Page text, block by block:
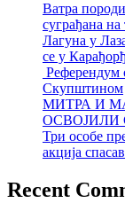
Ватра
суграђана на
Лагуна у
се у
Референдум
Скупштином
МИТРА И
ОСВОЈИЛИ
Три особе
акција
Recent